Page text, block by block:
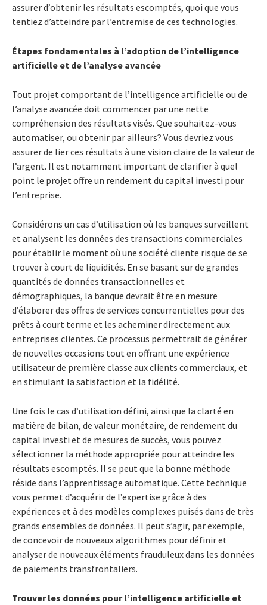
assurer d’obtenir les résultats escomptés, quoi que vous
tentiez d’atteindre par l’entremise de ces technologies.
Étapes fondamentales à l’adoption de l’intelligence
artificielle et de l’analyse avancée
Tout projet comportant de l’intelligence artificielle ou de
l’analyse avancée doit commencer par une nette
compréhension des résultats visés. Que souhaitez-vous
automatiser, ou obtenir par ailleurs? Vous devriez vous
assurer de lier ces résultats à une vision claire de la valeur de
l’argent. Il est notamment important de clarifier à quel
point le projet offre un rendement du capital investi pour
l’entreprise.
Considérons un cas d’utilisation où les banques surveillent
et analysent les données des transactions commerciales
pour établir le moment où une société cliente risque de se
trouver à court de liquidités. En se basant sur de grandes
quantités de données transactionnelles et
démographiques, la banque devrait être en mesure
d’élaborer des offres de services concurrentielles pour des
prêts à court terme et les acheminer directement aux
entreprises clientes. Ce processus permettrait de générer
de nouvelles occasions tout en offrant une expérience
utilisateur de première classe aux clients commerciaux, et
en stimulant la satisfaction et la fidélité.
Une fois le cas d’utilisation défini, ainsi que la clarté en
matière de bilan, de valeur monétaire, de rendement du
capital investi et de mesures de succès, vous pouvez
sélectionner la méthode appropriée pour atteindre les
résultats escomptés. Il se peut que la bonne méthode
réside dans l’apprentissage automatique. Cette technique
vous permet d’acquérir de l’expertise grâce à des
expériences et à des modèles complexes puisés dans de très
grands ensembles de données. Il peut s’agir, par exemple,
de concevoir de nouveaux algorithmes pour définir et
analyser de nouveaux éléments frauduleux dans les données
de paiements transfrontaliers.
Trouver les données pour l’intelligence artificielle et